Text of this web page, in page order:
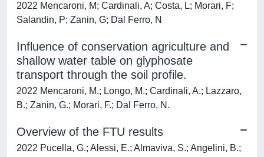
2022 Mencaroni, M; Cardinali, A; Costa, L; Morari, F;
Salandin, P; Zanin, G; Dal Ferro, N
Influence of conservation agriculture and
shallow water table on glyphosate
transport through the soil profile.
2022 Mencaroni, M.; Longo, M.; Cardinali, A.; Lazzaro,
B.; Zanin, G.; Morari, F.; Dal Ferro, N.
Overview of the FTU results
2022 Pucella, G.; Alessi, E.; Almaviva, S.; Angelini, B.;